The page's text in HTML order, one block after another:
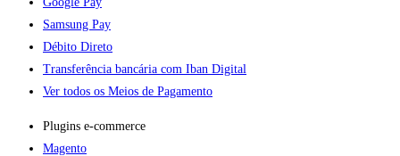
Samsung Pay
Débito Direto
Transferência bancária com Iban Digital
Ver todos os Meios de Pagamento
Plugins e-commerce​
Magento